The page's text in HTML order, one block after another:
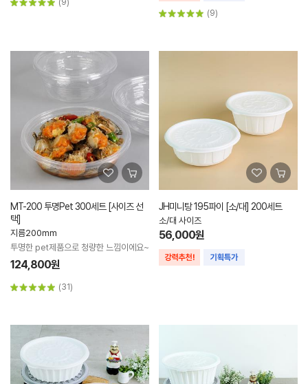
(9)
(9)
MT-200 투명Pet 300세트 [사이즈 선
택]
지름200mm
투명한 pet제품으로 청량한 느낌이에요~
124,800원
(31)
JH미니탕 195파이 [소/대] 200세트
소/대 사이즈
56,000원